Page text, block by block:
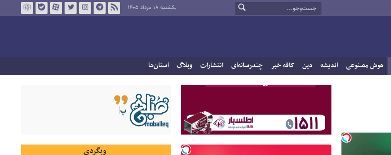
یکشنبه ۱۸ مرداد ۱۴۰۵
هوش مصنوعی اندیشه دین کافه خبر چندرسانه‌ای انتشارات وبلاگ استان‌ها
وبگردی